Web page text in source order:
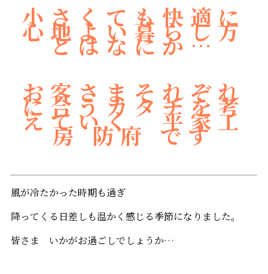
小さくても快適に
心地よい暮らし方
とはなにか…
お客さまそれぞれ
に合うカタチを考
えていく 平家工
房 防府 です
風が冷たかった時期も過ぎ
降ってくる日差しも温かく感じる季節になりました。
皆さま いかがお過ごしでしょうか…